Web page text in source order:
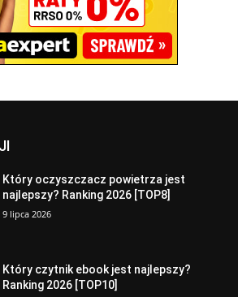
Który oczyszczacz powietrza jest
najlepszy? Ranking 2026 [TOP8]
9 lipca 2026
Który czytnik ebook jest najlepszy?
Ranking 2026 [TOP10]